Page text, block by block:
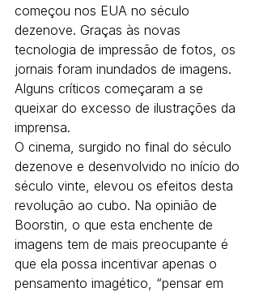
começou nos EUA no século
dezenove. Graças às novas
tecnologia de impressão de fotos, os
jornais foram inundados de imagens.
Alguns críticos começaram a se
queixar do excesso de ilustrações da
imprensa.
O cinema, surgido no final do século
dezenove e desenvolvido no início do
século vinte, elevou os efeitos desta
revolução ao cubo. Na opinião de
Boorstin, o que esta enchente de
imagens tem de mais preocupante é
que ela possa incentivar apenas o
pensamento imagético, “pensar em